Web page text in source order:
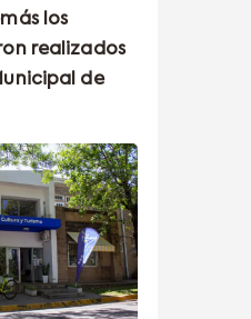
los
realizados
de